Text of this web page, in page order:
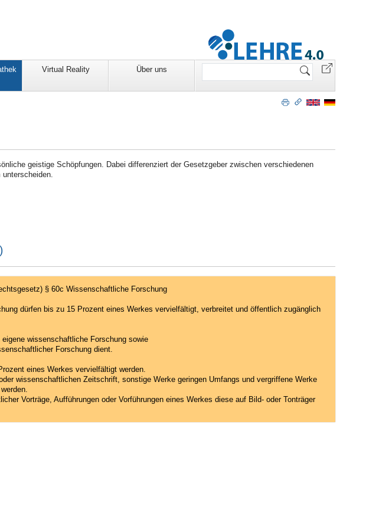
Virtual Reality Über uns
Website
geistige Schöpfungen. Dabei differenziert der Gesetzgeber zwischen verschiedenen
§ 60c Wissenschaftliche Forschung
dürfen bis zu 15 Prozent eines Werkes vervielfältigt, verbreitet und öffentlich zugänglich
wissenschaftliche Forschung sowie
Forschung dient.
eines Werkes vervielfältigt werden.
wissenschaftlichen Zeitschrift, sonstige Werke geringen Umfangs und vergriffene Werke
Vorträge, Aufführungen oder Vorführungen eines Werkes diese auf Bild- oder Tonträger